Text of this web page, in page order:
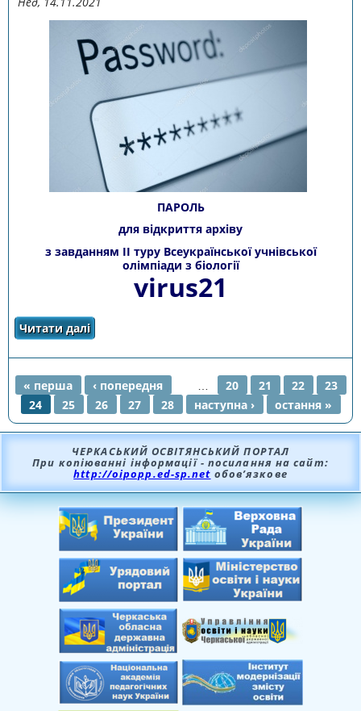
ПАРОЛЬ
для відкриття архіву
з завданням ІІ туру Всеукраїнської учнівської
олімпіади з біології
virus21
Читати даліпро ПАРОЛЬ для відкриття архіву
СТОРІНКИ
« перша ‹ попередня 20 21 22
23
24
25 26 27 28 наступна › остання »
ЧЕРКАСЬКИЙ ОСВІТЯНСЬКИЙ ПОРТАЛ
При копіюванні інформації - посилання на сайт:
http://oipopp.ed-sp.net обов’язкове